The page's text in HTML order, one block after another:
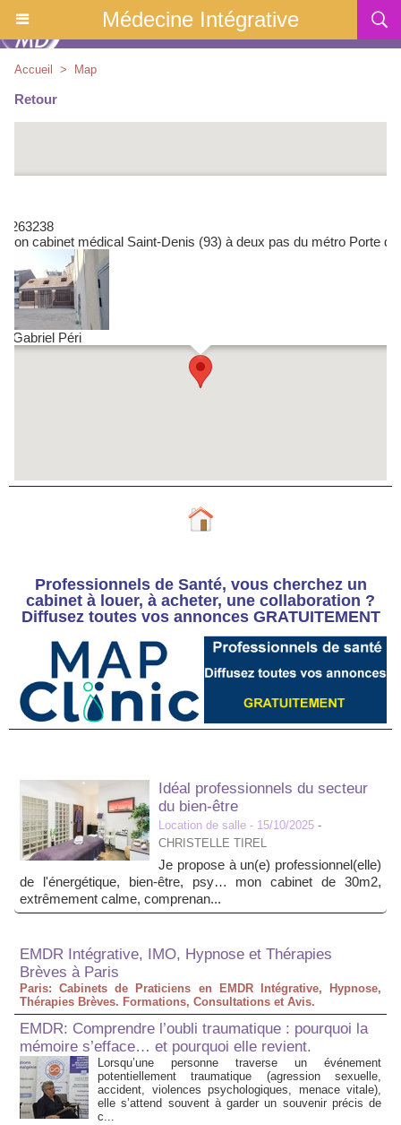
Médecine Intégrative
Accueil > Map
Retour
: 263238
cabinet médical Saint-Denis (93) à deux pas du métro Porte
Gabriel Péri
Professionnels de Santé, vous cherchez un
cabinet à louer, à acheter, une collaboration ?
Diffusez toutes vos annonces GRATUITEMENT
Idéal professionnels du secteur
du bien-être
Location de salle - 15/10/2025 -
CHRISTELLE TIREL
Je propose à un(e) professionnel(elle)
de l'énergétique, bien-être, psy… mon cabinet de 30m2,
extrêmement calme, comprenan...
EMDR Intégrative, IMO, Hypnose et Thérapies
Brèves à Paris
Paris: Cabinets de Praticiens en EMDR Intégrative, Hypnose,
Thérapies Brèves. Formations, Consultations et Avis.
EMDR: Comprendre l’oubli traumatique : pourquoi la
mémoire s’efface… et pourquoi elle revient.
Lorsqu’une personne traverse un événement
potentiellement traumatique (agression sexuelle,
accident, violences psychologiques, menace vitale),
elle s’attend souvent à garder un souvenir précis de
c...